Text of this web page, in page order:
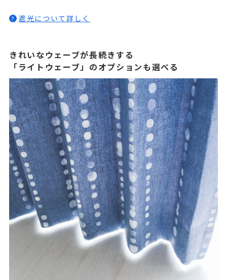
? 遮光について詳しく
きれいなウェーブが長続きする
「ライトウェーブ」のオプションも選べる